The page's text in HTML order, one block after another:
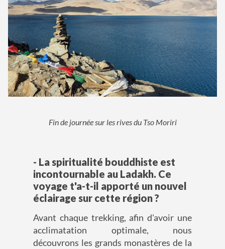
Fin de journée sur les rives du Tso Moriri
- La spiritualité bouddhiste est
incontournable au Ladakh. Ce
voyage t'a-t-il apporté un nouvel
éclairage sur cette région ?
Avant chaque trekking, afin d'avoir une
acclimatation optimale, nous
découvrons les grands monastères de la